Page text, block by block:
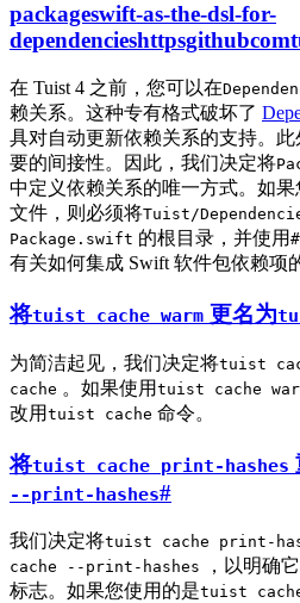
packageswift-as-the-dsl-for-
在 Tuist 4 之前，您可以在
赖关系。这种专有格式破坏了
具对自动更新依赖关系的支持。
要的间接性。因此，我们决定将
中定义依赖关系的唯一方式。如果
文件，则必须将Tuist/
Package.swift 的根目录，并使用
有关如何集成 Swift 软件包依赖项
将tuist cache warm 更名为
为简洁起见，我们决定将tuist
cache 。如果使用 tuist cache
改用 tuist cache 命令。
将tuist cache print-hashes
--print-hashes#
我们决定将tuist cache print-
cache --print-hashes
，以明确
标志。如果您使用的是tuist